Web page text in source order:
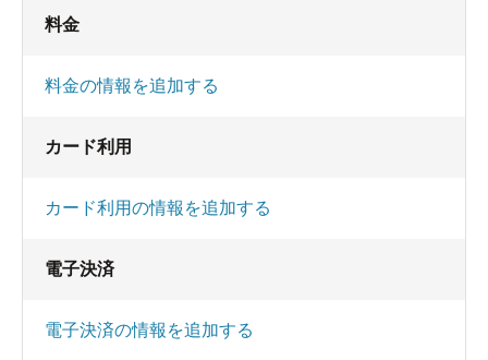
料金
料金の情報を追加する
カード利用
カード利用の情報を追加する
電子決済
電子決済の情報を追加する